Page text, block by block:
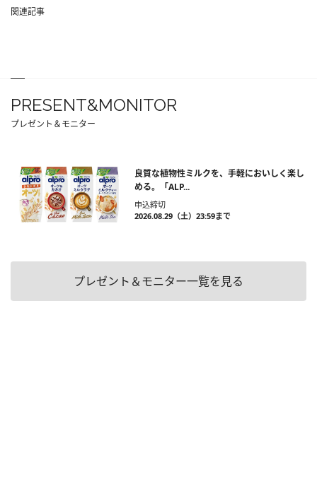
関連記事
PRESENT&MONITOR
プレゼント＆モニター
良質な植物性ミルクを、手軽においしく楽し
める。「ALP...
申込締切
2026.08.29（土）23:59まで
プレゼント＆モニター一覧を見る